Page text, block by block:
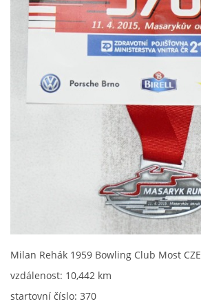
Milan Rehák 1959 Bowling Club Most CZE
vzdálenost: 10,442 km
startovní číslo: 370